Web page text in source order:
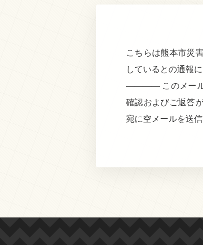
こちらは熊本市災
しているとの通報
———— このメール
確認およびご返答
宛に空メールを送